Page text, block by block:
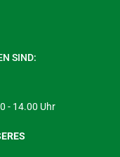
SIND:
- 14.00 Uhr